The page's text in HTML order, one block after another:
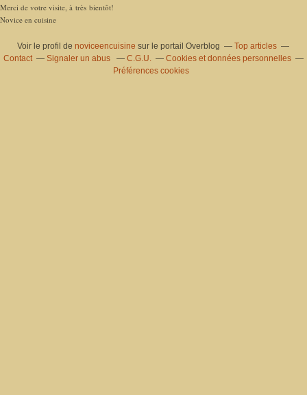
Merci de votre visite, à très bientôt!
Novice en cuisine
Voir le profil denoviceencuisine sur le portail Overblog
Top articles
Contact
Signaler un abus C.G.U.
Cookies et données personnelles
Préférences cookies